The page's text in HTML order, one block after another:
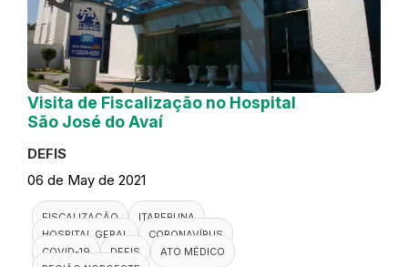
Visita de Fiscalização no Hospital
São José do Avaí
DEFIS
06 de May de 2021
FISCALIZAÇÃO
ITAPERUNA
HOSPITAL GERAL
CORONAVÍRUS
COVID-19
DEFIS
ATO MÉDICO